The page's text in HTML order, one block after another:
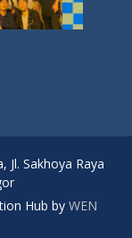
Sakhoya Raya
Hub by WEN